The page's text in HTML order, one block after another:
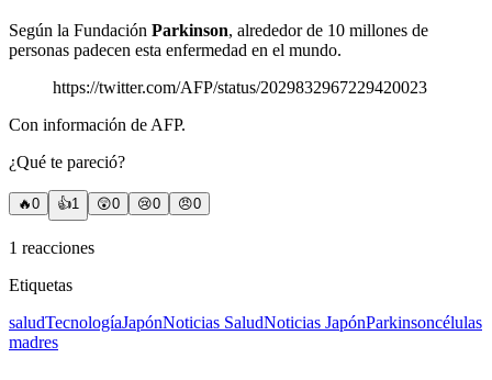
Según la Fundación Parkinson, alrededor de 10 millones de
personas padecen esta enfermedad en el mundo.
https://twitter.com/AFP/status/2029832967229420023
Con información de AFP.
¿Qué te pareció?
🔥0 👍1 😲0 😢0 😠0
1 reacciones
Etiquetas
saludTecnologíaJapónNoticias SaludNoticias JapónParkinsoncélulas
madres